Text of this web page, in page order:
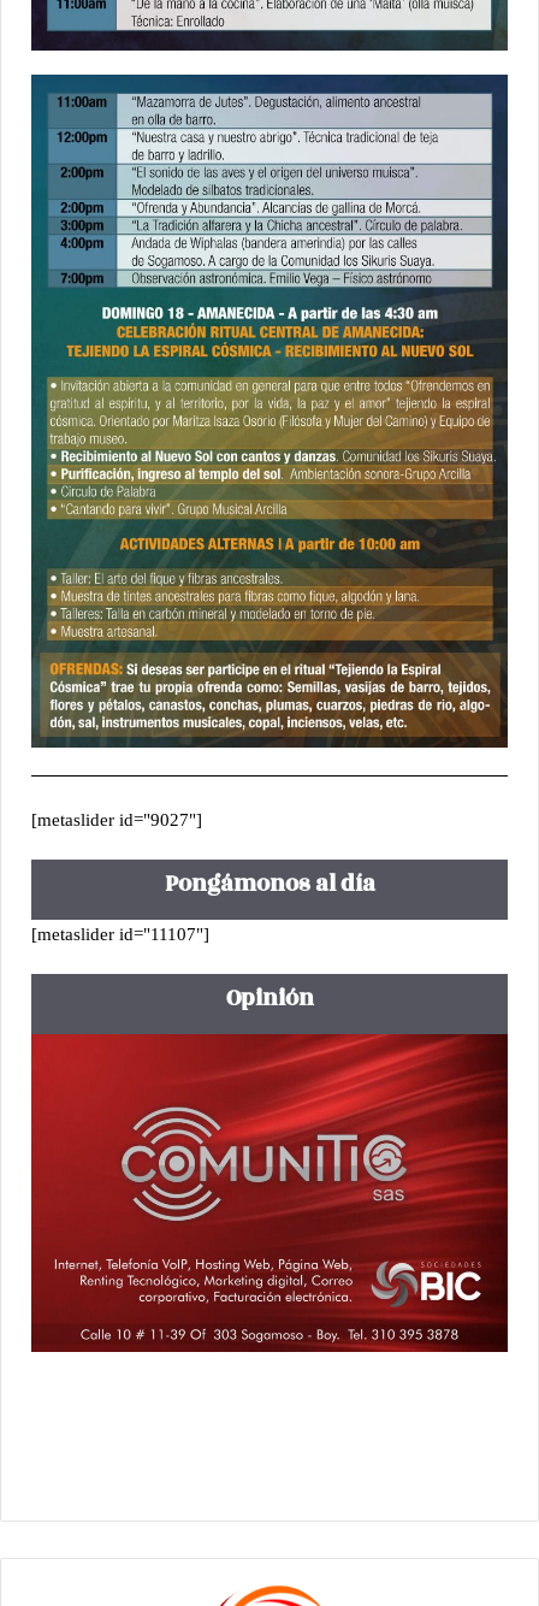
[metaslider id="9027"]
Pongámonos al día
[metaslider id="11107"]
Opinión